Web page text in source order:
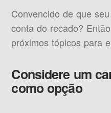
Convencido de que
conta do recado?
próximos tópicos para
Considere um
como opção